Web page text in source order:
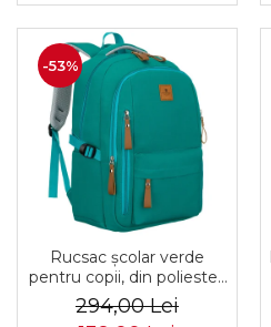
-53%
Rucsac școlar verde
pentru copii, din poliester,
cu bretele reglabile -
Peterson PTR-PTN BHX-
294,00 Lei